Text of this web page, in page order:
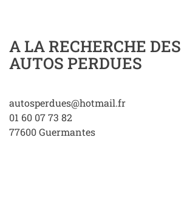
A LA RECHERCHE DES
AUTOS PERDUES
autosperdues@hotmail.fr
01 60 07 73 82
77600Guermantes